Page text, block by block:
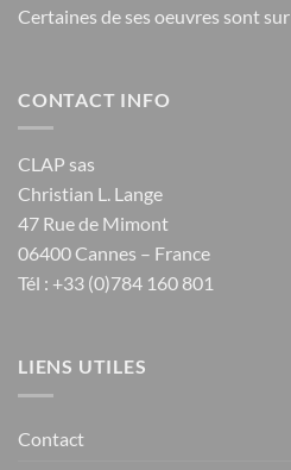
Certaines de ses oeuvres sont sur
CONTACT INFO
CLAP sas
Christian L. Lange
47 Rue de Mimont
06400 Cannes – France
Tél : +33 (0)784 160 801
LIENS UTILES
Contact